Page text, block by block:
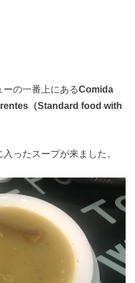
ーの一番上にあるComida
（Standard food with
ったスープが来ました。